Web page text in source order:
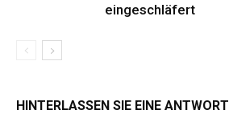
eingeschläfert
HINTERLASSEN SIE EINE ANTWORT